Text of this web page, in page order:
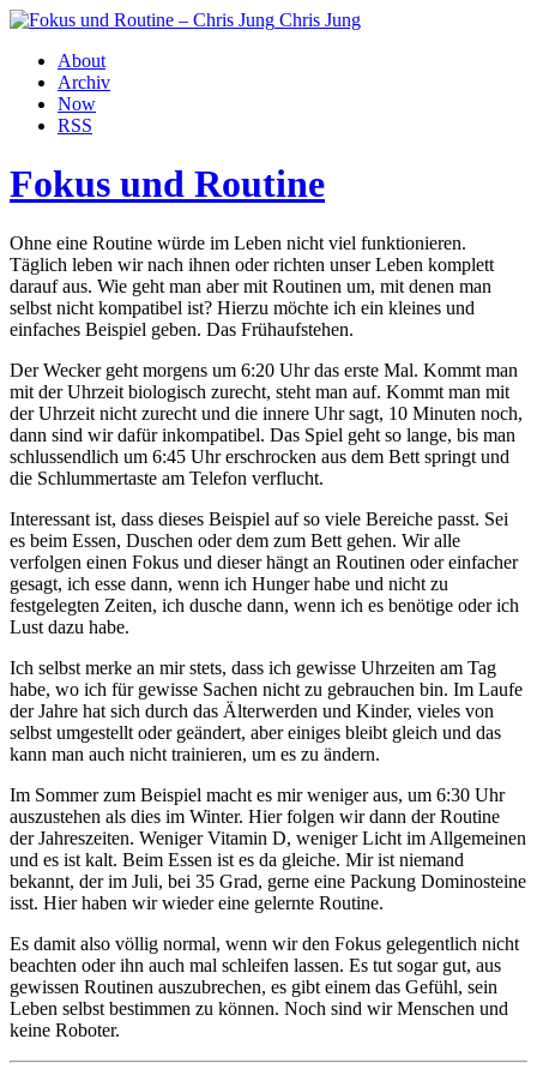
Chris Jung
About
Archiv
Now
RSS
Fokus und Routine
Ohne eine Routine würde im Leben nicht viel funktionieren.
Täglich leben wir nach ihnen oder richten unser Leben komplett
darauf aus. Wie geht man aber mit Routinen um, mit denen man
selbst nicht kompatibel ist? Hierzu möchte ich ein kleines und
einfaches Beispiel geben. Das Frühaufstehen.
Der Wecker geht morgens um 6:20 Uhr das erste Mal. Kommt man
mit der Uhrzeit biologisch zurecht, steht man auf. Kommt man mit
der Uhrzeit nicht zurecht und die innere Uhr sagt, 10 Minuten noch,
dann sind wir dafür inkompatibel. Das Spiel geht so lange, bis man
schlussendlich um 6:45 Uhr erschrocken aus dem Bett springt und
die Schlummertaste am Telefon verflucht.
Interessant ist, dass dieses Beispiel auf so viele Bereiche passt. Sei
es beim Essen, Duschen oder dem zum Bett gehen. Wir alle
verfolgen einen Fokus und dieser hängt an Routinen oder einfacher
gesagt, ich esse dann, wenn ich Hunger habe und nicht zu
festgelegten Zeiten, ich dusche dann, wenn ich es benötige oder ich
Lust dazu habe.
Ich selbst merke an mir stets, dass ich gewisse Uhrzeiten am Tag
habe, wo ich für gewisse Sachen nicht zu gebrauchen bin. Im Laufe
der Jahre hat sich durch das Älterwerden und Kinder, vieles von
selbst umgestellt oder geändert, aber einiges bleibt gleich und das
kann man auch nicht trainieren, um es zu ändern.
Im Sommer zum Beispiel macht es mir weniger aus, um 6:30 Uhr
auszustehen als dies im Winter. Hier folgen wir dann der Routine
der Jahreszeiten. Weniger Vitamin D, weniger Licht im Allgemeinen
und es ist kalt. Beim Essen ist es da gleiche. Mir ist niemand
bekannt, der im Juli, bei 35 Grad, gerne eine Packung Dominosteine
isst. Hier haben wir wieder eine gelernte Routine.
Es damit also völlig normal, wenn wir den Fokus gelegentlich nicht
beachten oder ihn auch mal schleifen lassen. Es tut sogar gut, aus
gewissen Routinen auszubrechen, es gibt einem das Gefühl, sein
Leben selbst bestimmen zu können. Noch sind wir Menschen und
keine Roboter.